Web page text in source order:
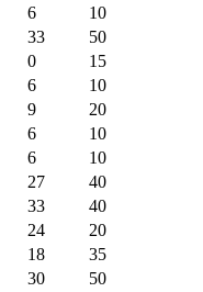
6
10
33
50
0
15
6
10
9
20
6
10
6
10
27
40
33
40
24
20
18
35
30
50